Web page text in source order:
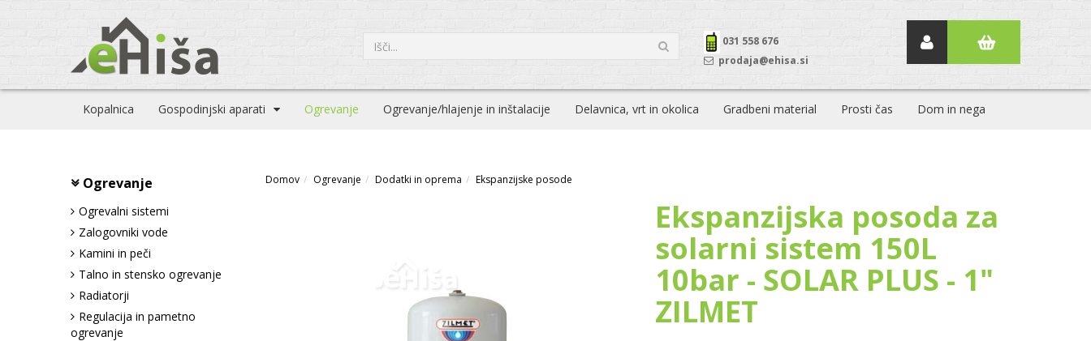
031 558 676
prodaja@ehisa.si
Kopalnica Gospodinjski aparati Ogrevanje Ogrevanje/hlajenje in inštalacije Delavnica, vrt in okolica Gradbeni material Prosti čas Dom in nega
Ogrevanje
Ogrevalni sistemi
Zalogovniki vode
Kamini in peči
Talno in stensko ogrevanje
Radiatorji
Regulacija in pametno
ogrevanje
Domov Ogrevanje Dodatki in oprema Ekspanzijske posode
Ekspanzijska posoda za
solarni sistem 150L
10bar - SOLAR PLUS - 1"
ZILMET